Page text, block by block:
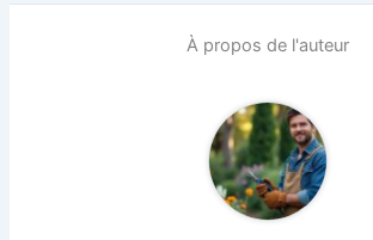
À propos de l'auteur